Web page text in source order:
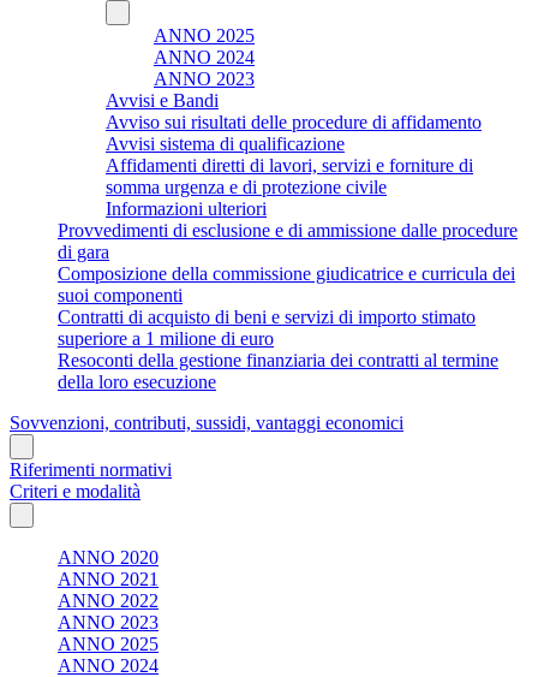
ANNO 2025
ANNO 2024
ANNO 2023
Avvisi e Bandi
Avviso sui risultati delle procedure di affidamento
Avvisi sistema di qualificazione
Affidamenti diretti di lavori, servizi e forniture di
somma urgenza e di protezione civile
Informazioni ulteriori
Provvedimenti di esclusione e di ammissione dalle procedure
di gara
Composizione della commissione giudicatrice e curricula dei
suoi componenti
Contratti di acquisto di beni e servizi di importo stimato
superiore a 1 milione di euro
Resoconti della gestione finanziaria dei contratti al termine
della loro esecuzione
Sovvenzioni, contributi, sussidi, vantaggi economici
Riferimenti normativi
Criteri e modalità
ANNO 2020
ANNO 2021
ANNO 2022
ANNO 2023
ANNO 2025
ANNO 2024